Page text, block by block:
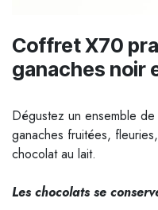
Coffret X70
ganaches noir
Dégustez un ensemble
ganaches fruitées,
chocolat au lait.
Les chocolats se